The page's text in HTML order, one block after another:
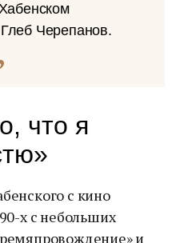
Черепанов.
что я
с кино
х с небольших
и